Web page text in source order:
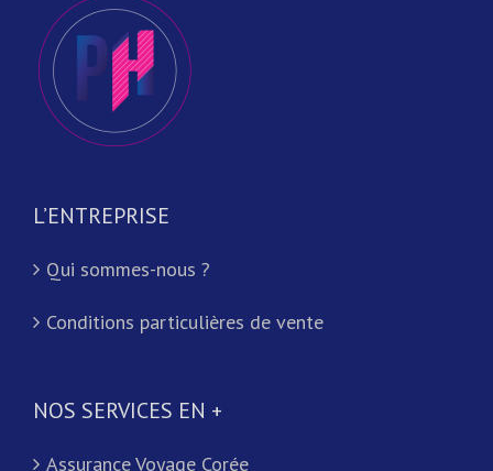
L’ENTREPRISE
Qui sommes-nous ?
Conditions particulières de vente
NOS SERVICES EN +
Assurance Voyage Corée